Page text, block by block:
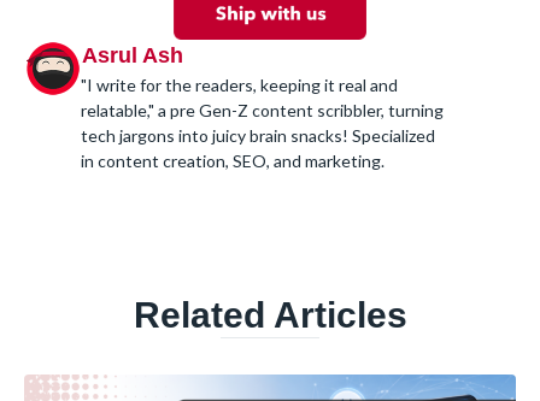
Asrul Ash
"I write for the readers, keeping it real and
relatable," a pre Gen-Z content scribbler, turning
tech jargons into juicy brain snacks! Specialized
in content creation, SEO, and marketing.
Related Articles